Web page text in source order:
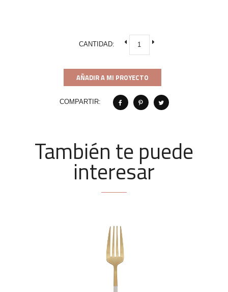
CANTIDAD:
AÑADIR A MI PROYECTO
COMPARTIR:
También te puede
interesar